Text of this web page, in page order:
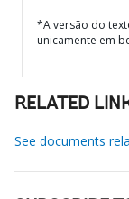
*A versão do
unicamente em
RELATED
See documents